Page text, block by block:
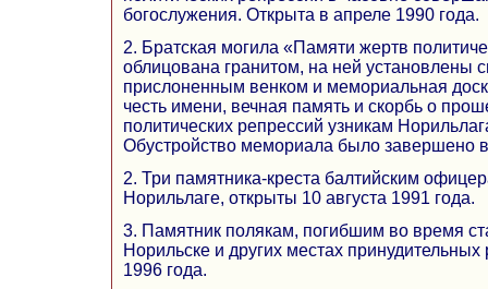
богослужения. Открыта в апреле 1990 года.
2. Братская могила «Памяти жертв
облицована гранитом, на ней установлены
прислоненным венком и мемориальная
честь имени, вечная память и скорбь о
политических репрессий узникам
Обустройство мемориала было завершено
2. Три памятника-креста балтийским
Норильлаге, открыты 10 августа 1991 года.
3. Памятник полякам, погибшим во время
Норильске и других местах
1996 года.